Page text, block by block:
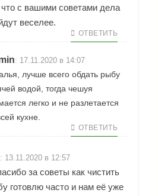
с вашими советами дела
веселее.
ОТВЕТИТЬ
: 17.11.2020 в 14:07
лучше всего обдать рыбу
водой, тогда чешуя
легко и не разлетается
кухне.
ОТВЕТИТЬ
: 13.11.2020 в 12:57
за советы как чистить
готовлю часто и нам её уже